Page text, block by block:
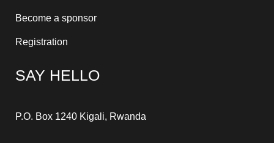
Become a sponsor
Registration
SAY HELLO
P.O. Box 1240 Kigali, Rwanda